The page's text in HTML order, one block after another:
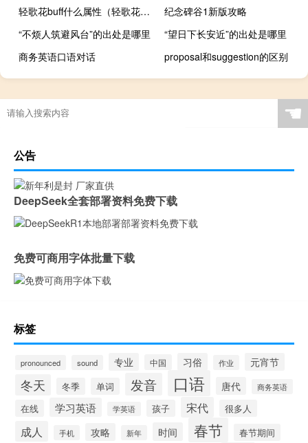
轻歌花buff什么属性（轻歌花buff）
纪念碑谷1新版攻略
“不烦人筑避风台”的出处是哪里
“望日下长安近”的出处是哪里
商务英语口语对话
proposal和suggestion的区别
☚
公告
DeepSeek全套部署资料免费下载
免费可商用字体批量下载
标签
pronounced sound 专业 中国 习俗 作业 元宵节
冬天 冬季 单词 发音 口语 唐代 商务英语
在线 学习英语 学英语 孩子 宋代 很多人
成人 手机 攻略 新年 时间 春节
春节期间